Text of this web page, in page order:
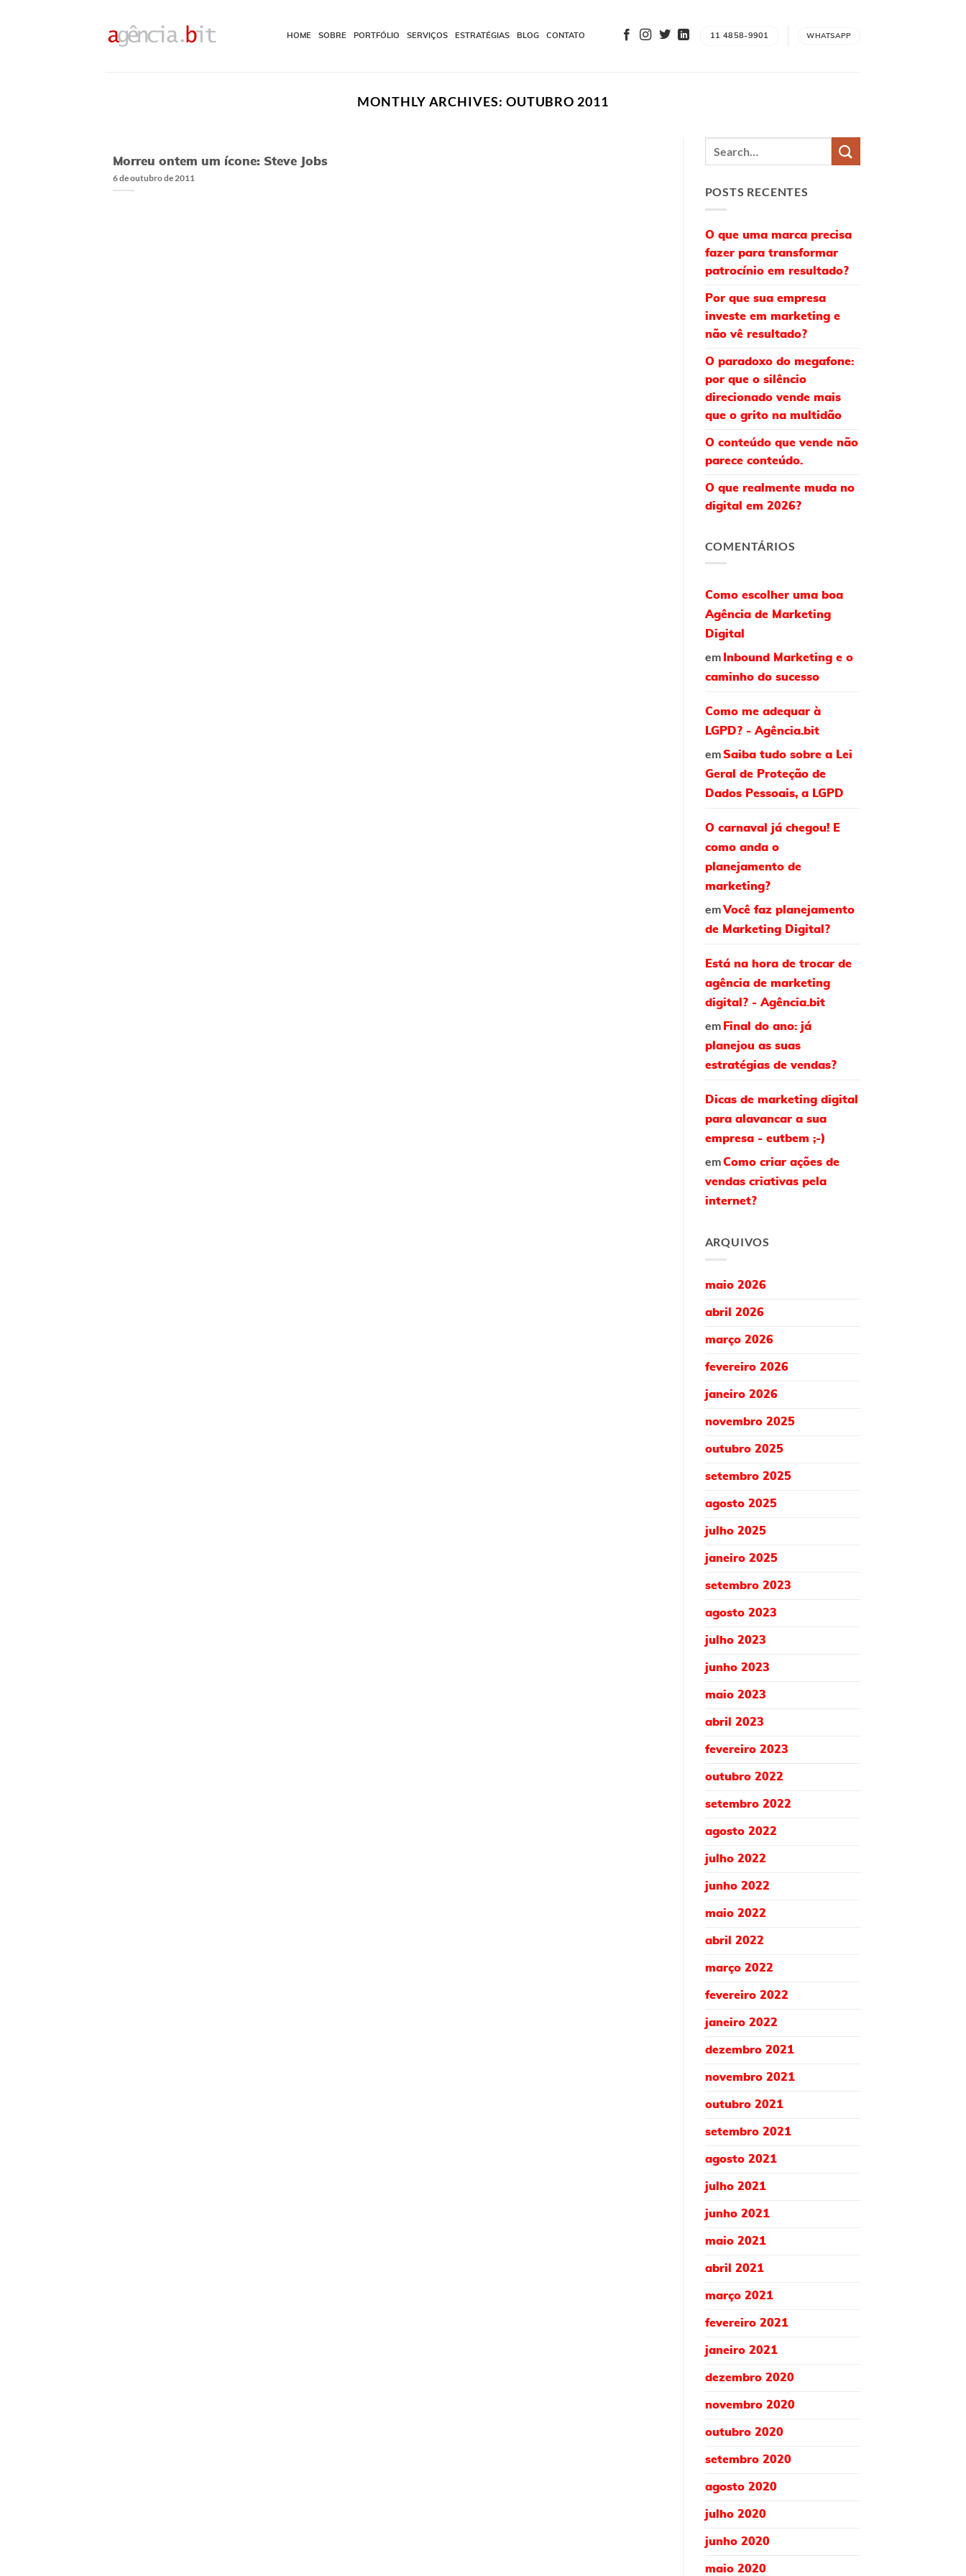
HOME SOBRE PORTFÓLIO SERVIÇOS ESTRATÉGIAS BLOG CONTATO 11 4858-9901 WHATSAPP
MONTHLY ARCHIVES: OUTUBRO 2011
Morreu ontem um ícone: Steve Jobs
6 de outubro de 2011
POSTS RECENTES
O que uma marca precisa
fazer para transformar
patrocínio em resultado?
Por que sua empresa
investe em marketing e
não vê resultado?
O paradoxo do megafone:
por que o silêncio
direcionado vende mais
que o grito na multidão
O conteúdo que vende não
parece conteúdo.
O que realmente muda no
digital em 2026?
COMENTÁRIOS
Como escolher uma boa
Agência de Marketing
Digital
em Inbound Marketing e o
caminho do sucesso
Como me adequar à
LGPD? - Agência.bit
emSaiba tudo sobre a Lei
Geral de Proteção de
Dados Pessoais, a LGPD
O carnaval já chegou! E
como anda o
planejamento de
marketing?
emVocê faz planejamento
de Marketing Digital?
Está na hora de trocar de
agência de marketing
digital? - Agência.bit
em Final do ano: já
planejou as suas
estratégias de vendas?
Dicas de marketing digital
para alavancar a sua
empresa - eutbem ;-)
emComo criar ações de
vendas criativas pela
internet?
ARQUIVOS
maio 2026
abril 2026
março 2026
fevereiro 2026
janeiro 2026
novembro 2025
outubro 2025
setembro 2025
agosto 2025
julho 2025
janeiro 2025
setembro 2023
agosto 2023
julho 2023
junho 2023
maio 2023
abril 2023
fevereiro 2023
outubro 2022
setembro 2022
agosto 2022
julho 2022
junho 2022
maio 2022
abril 2022
março 2022
fevereiro 2022
janeiro 2022
dezembro 2021
novembro 2021
outubro 2021
setembro 2021
agosto 2021
julho 2021
junho 2021
maio 2021
abril 2021
março 2021
fevereiro 2021
janeiro 2021
dezembro 2020
novembro 2020
outubro 2020
setembro 2020
agosto 2020
julho 2020
junho 2020
maio 2020